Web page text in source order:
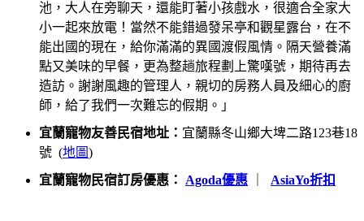
池，大人在旁聊天，還能盯著小孩戲水，很適合全家大
小一起來放電！當然不能錯過發呆亭和觀星露台，在不
能出國的現在，給你滿滿的異國渡假風情。隔天營養滿
點又美味的早餐，更為整趟旅程劃上驚嘆號，期待再去
造訪。謝謝風趣的管理人，親切的房務人員及細心的廚
師，給了我們一次難忘的假期。」
宜蘭寵物友善民宿地址： 宜蘭縣冬山鄉大埤二路123巷18
號 (地圖)
宜蘭寵物民宿訂房優惠：
Agoda優惠 AsiaYo折扣